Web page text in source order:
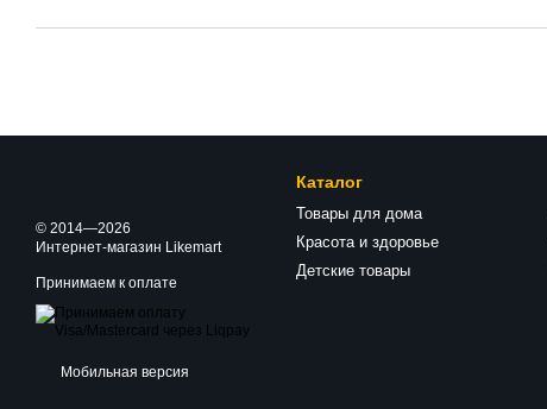
© 2014—2026
Интернет-магазин Likemart
Принимаем к оплате
Мобильная версия
Каталог
Товары для дома
Красота и здоровье
Детские товары